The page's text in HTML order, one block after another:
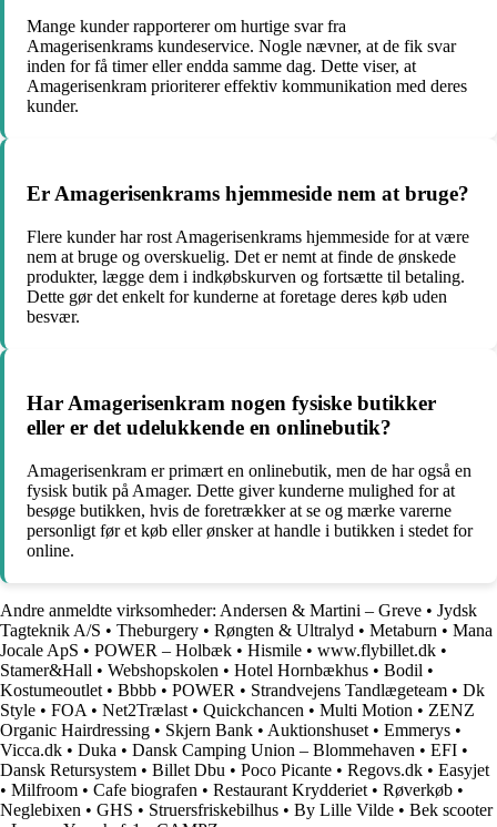
Mange kunder rapporterer om hurtige svar fra
Amagerisenkrams kundeservice. Nogle nævner, at de fik svar
inden for få timer eller endda samme dag. Dette viser, at
Amagerisenkram prioriterer effektiv kommunikation med deres
kunder.
Er Amagerisenkrams hjemmeside nem at bruge?
Flere kunder har rost Amagerisenkrams hjemmeside for at være
nem at bruge og overskuelig. Det er nemt at finde de ønskede
produkter, lægge dem i indkøbskurven og fortsætte til betaling.
Dette gør det enkelt for kunderne at foretage deres køb uden
besvær.
Har Amagerisenkram nogen fysiske butikker
eller er det udelukkende en onlinebutik?
Amagerisenkram er primært en onlinebutik, men de har også en
fysisk butik på Amager. Dette giver kunderne mulighed for at
besøge butikken, hvis de foretrækker at se og mærke varerne
personligt før et køb eller ønsker at handle i butikken i stedet for
online.
Andre anmeldte virksomheder: Andersen & Martini – Greve • Jydsk
Tagteknik A/S • Theburgery • Røngten & Ultralyd • Metaburn • Mana
Jocale ApS • POWER – Holbæk • Hismile • www.flybillet.dk •
Stamer&Hall • Webshopskolen • Hotel Hornbækhus • Bodil •
Kostumeoutlet • Bbbb • POWER • Strandvejens Tandlægeteam • Dk
Style • FOA • Net2Trælast • Quickchancen • Multi Motion • ZENZ
Organic Hairdressing • Skjern Bank • Auktionshuset • Emmerys •
Vicca.dk • Duka • Dansk Camping Union – Blommehaven • EFI •
Dansk Retursystem • Billet Dbu • Poco Picante • Regovs.dk • Easyjet
• Milfroom • Cafe biografen • Restaurant Krydderiet • Røverkøb •
Neglebixen • GHS • Struersfriskebilhus • By Lille Vilde • Bek scooter